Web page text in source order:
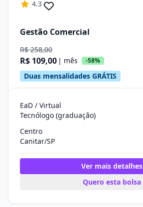
4.3
Gestão Comercial
R$ 258,00
R$ 109,00 | mês -58%
Duas mensalidades GRÁTIS
EaD / Virtual
Tecnólogo (graduação)
Centro
Canitar/SP
Ver mais detalhes
Quero esta bolsa